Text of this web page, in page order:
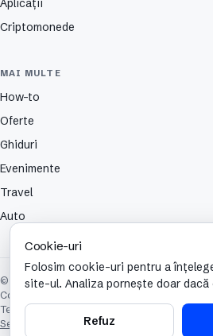
Aplicații
Criptomonede
MAI MULTE
How-to
Oferte
Ghiduri
Evenimente
Travel
Auto
© 2026 TechCafe. Toate drepturile
Contact
Termeni și condiții
Setări cookie-uri
Cookie-uri
Folosim cookie-uri pentru a
site-ul. Analiza pornește doar
Refuz